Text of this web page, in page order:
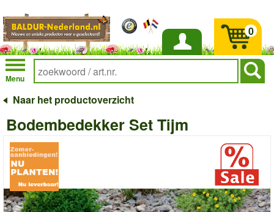
Inloggen
Menu
0
Naar het productoverzicht
Bodembedekker Set Tijm